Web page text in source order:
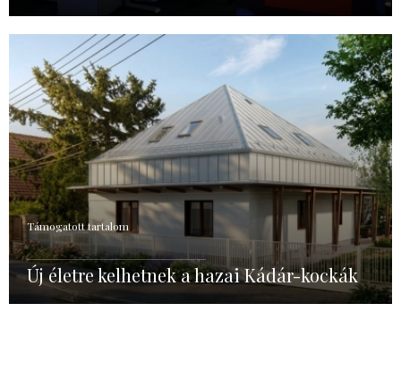
Támogatott tartalom
Új életre kelhetnek a hazai Kádár-kockák